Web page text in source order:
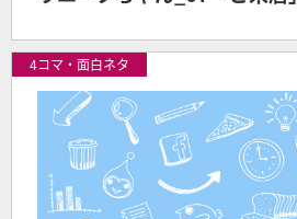
4コマ・面白ネタ